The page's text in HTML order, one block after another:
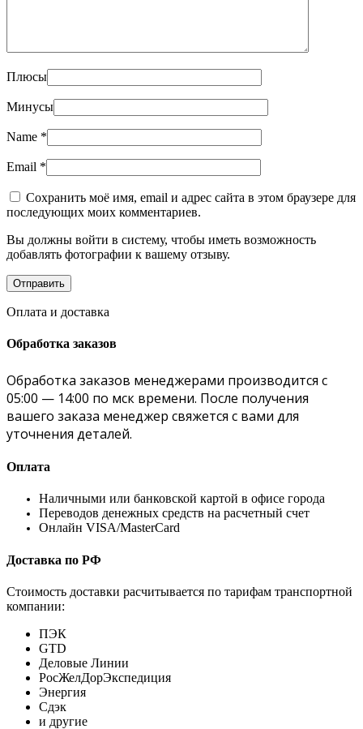
Плюсы
Минусы
Name *
Email *
Сохранить моё имя, email и адрес сайта в этом браузере для
последующих моих комментариев.
Вы должны войти в систему, чтобы иметь возможность
добавлять фотографии к вашему отзыву.
Оплата и доставка
Обработка заказов
Обработка заказов менеджерами производится с
05:00 — 14:00 по мск времени. После получения
вашего заказа менеджер свяжется с вами для
уточнения деталей.
Оплата
Наличными или банковской картой в офисе города
Переводов денежных средств на расчетный счет
Онлайн VISA/MasterCard
Доставка по РФ
Стоимость доставки расчитывается по тарифам транспортной
компании:
ПЭК
GTD
Деловые Линии
РосЖелДорЭкспедиция
Энергия
Сдэк
и другие